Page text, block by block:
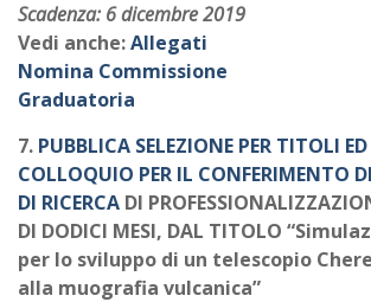
Scadenza: 6 dicembre 2019
Vedi anche:Allegati
Nomina Commissione
Graduatoria
7. PUBBLICA SELEZIONE PER TITOLI
COLLOQUIO PER IL CONFERIMENTO
DI RICERCA DI
DI DODICI MESI, DAL TITOLO
per lo sviluppo di un telescopio
alla muografia vulcanica”